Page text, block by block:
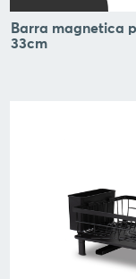
Barra magnetica
33cm